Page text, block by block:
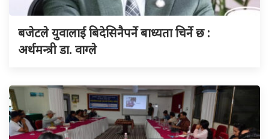
बजेटले युवालाई बिदेसिनैपर्ने बाध्यता चिर्ने छ :
अर्थमन्त्री डा. वाग्ले